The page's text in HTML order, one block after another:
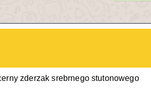
zderzak srebrnego stutonowego